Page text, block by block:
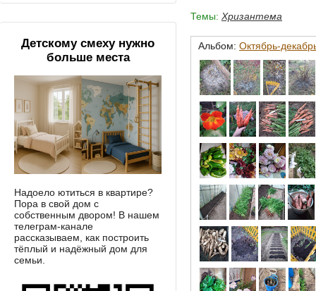
Темы: Хризантема
Альбом: Октябрь-
Детскому смеху нужно
больше места
Надоело ютиться в квартире?
Пора в свой дом с
собственным двором! В нашем
телеграм-канале
рассказываем, как построить
тёплый и надёжный дом для
семьи.